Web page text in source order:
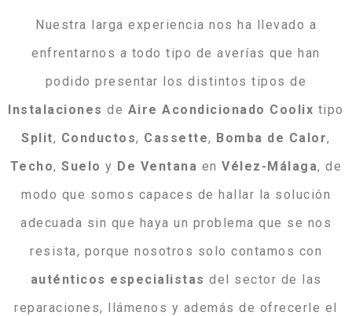
Nuestra larga experiencia nos ha llevado a
enfrentarnos a todo tipo de averías que han
podido presentar los distintos tipos de
Instalaciones de Aire Acondicionado Coolix tipo
Split, Conductos, Cassette, Bomba de Calor,
Techo,Suelo y De Ventana enVélez-Málaga, de
modo que somos capaces de hallar la solución
adecuada sin que haya un problema que se nos
resista, porque nosotros solo contamos con
auténticos especialistas del sector de las
reparaciones, llámenos y además de ofrecerle el